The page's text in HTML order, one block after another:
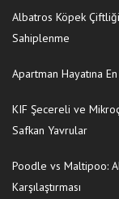
Albatros Köpek
Sahiplenme
Apartman Hayatına
KIF Şecereli ve
Safkan Yavrular
Poodle vs Maltipoo:
Karşılaştırması